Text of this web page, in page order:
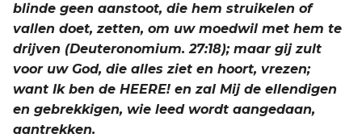
blinde geen aanstoot, die hem struikelen of
vallen doet, zetten, om uw moedwil met hem te
drijven (Deuteronomium. 27:18); maar gij zult
voor uw God, die alles ziet en hoort, vrezen;
want Ik ben de HEERE! en zal Mij de ellendigen
en gebrekkigen, wie leed wordt aangedaan,
aantrekken.